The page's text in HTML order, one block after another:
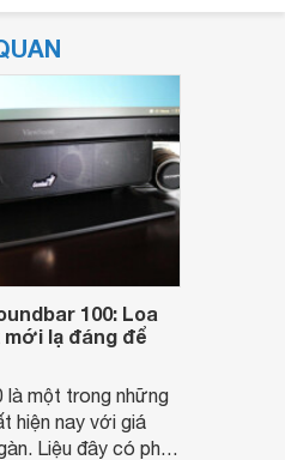
100: Loa
mới lạ đáng để
là một trong những
hiện nay với giá
Liệu đây có phải